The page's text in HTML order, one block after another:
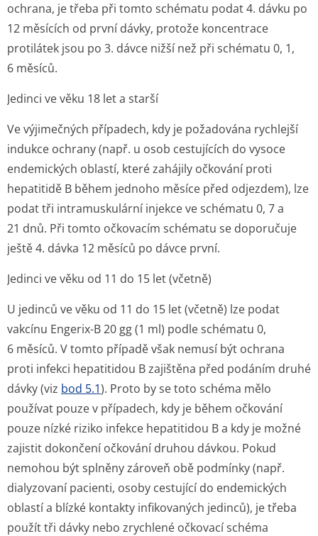
ochrana, je třeba při tomto schématu podat 4. dávku po
12 měsících od první dávky, protože koncentrace
protilátek jsou po 3. dávce nižší než při schématu 0, 1,
6 měsíců.
Jedinci ve věku 18 let a starší
Ve výjimečných případech, kdy je požadována rychlejší
indukce ochrany (např. u osob cestujících do vysoce
endemických oblastí, které zahájily očkování proti
hepatitidě B během jednoho měsíce před odjezdem), lze
podat tři intramuskulární injekce ve schématu 0, 7 a
21 dnů. Při tomto očkovacím schématu se doporučuje
ještě 4. dávka 12 měsíců po dávce první.
Jedinci ve věku od 11 do 15 let (včetně)
U jedinců ve věku od 11 do 15 let (včetně) lze podat
vakcínu Engerix-B 20 gg (1 ml) podle schématu 0,
6 měsíců. V tomto případě však nemusí být ochrana
proti infekci hepatitidou B zajištěna před podáním druhé
dávky (viz bod 5.1). Proto by se toto schéma mělo
používat pouze v případech, kdy je během očkování
pouze nízké riziko infekce hepatitidou B a kdy je možné
zajistit dokončení očkování druhou dávkou. Pokud
nemohou být splněny zároveň obě podmínky (např.
dialyzovaní pacienti, osoby cestující do endemických
oblastí a blízké kontakty infikovaných jedinců), je třeba
použít tři dávky nebo zrychlené očkovací schéma